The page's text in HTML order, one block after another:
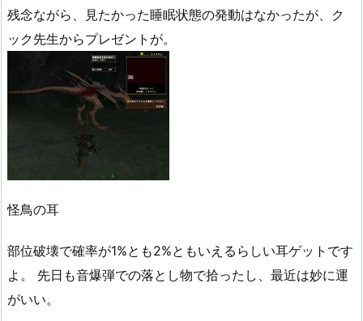
残念ながら、見たかった睡眠状態の発動はなかったが、ク
ック先生からプレゼントが。
怪鳥の耳
部位破壊で確率が1%とも2%ともいえるらしい耳ゲットです
よ。 先日も音爆弾での落とし物で拾ったし、最近は妙に運
がいい。